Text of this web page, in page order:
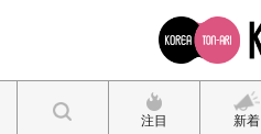
注目 新着